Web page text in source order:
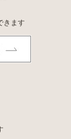
きます